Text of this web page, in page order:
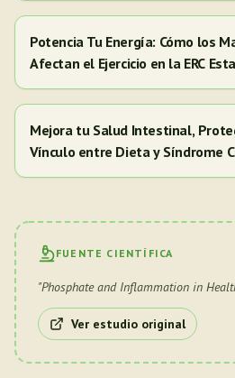
Potencia Tu Energía: Cómo los
Afectan el Ejercicio en la ERC
Mejora tu Salud Intestinal,
Vínculo entre Dieta y Síndrome
FUENTE CIENTÍFICA
"Phosphate and Inflammation in
Ver estudio original